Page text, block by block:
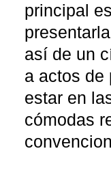
principal
así de un
a actos de
estar en
cómodas